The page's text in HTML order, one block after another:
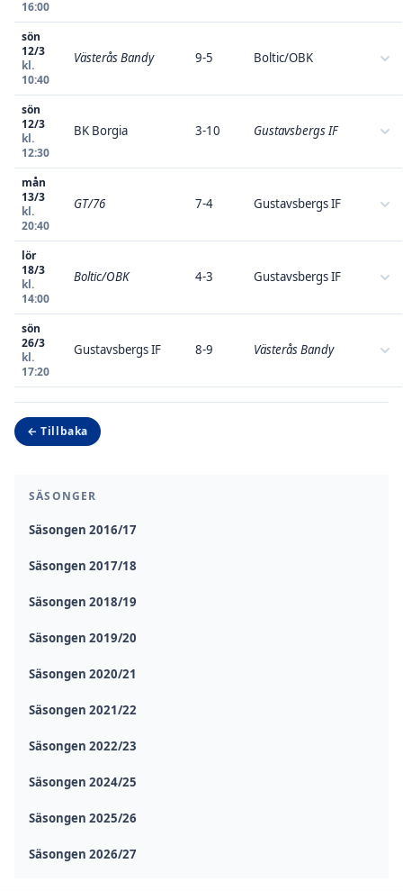
SÄSONGER
Säsongen 2016/17
Säsongen 2017/18
Säsongen 2018/19
Säsongen 2019/20
Säsongen 2020/21
Säsongen 2021/22
Säsongen 2022/23
Säsongen 2024/25
Säsongen 2025/26
Säsongen 2026/27
16:00
sön
12/3
kl.
10:40
Västerås Bandy 9-5 Boltic/OBK
sön
12/3
kl.
12:30
BK Borgia 3-10 Gustavsbergs IF
mån
13/3
kl.
20:40
GT/76 7-4 Gustavsbergs IF
lör
18/3
kl.
14:00
Boltic/OBK 4-3 Gustavsbergs IF
sön
26/3
kl.
17:20
Gustavsbergs IF 8-9 Västerås Bandy
← Tillbaka